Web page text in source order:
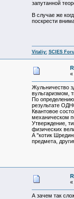
запутанной
В случае же
поскрести
Vitaliy: SCIES
«
Жульничество
вульгаризмом,
По
результате
Квантовое
механическом
Утверждение,
физических
А "котик
предмета,
«
А зачем так